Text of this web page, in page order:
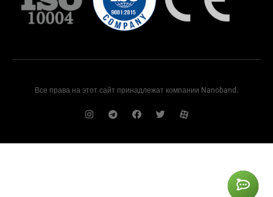
Все права на этот сайт принадлежат компании Nanoband.